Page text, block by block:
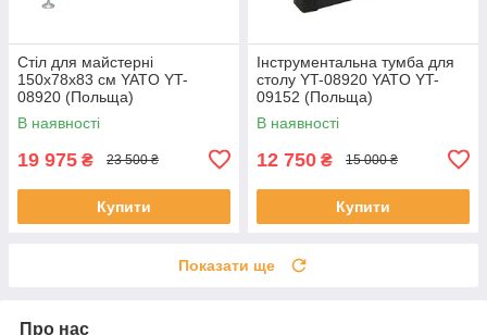
Стіл для майстерні
150х78х83 см YATO YT-
08920 (Польща)
В наявності
19 975 ₴ 23 500 ₴
Купити
Інструментальна тумба для
столу YT-08920 YATO YT-
09152 (Польща)
В наявності
12 750 ₴ 15 000 ₴
Купити
Показати ще
Про нас